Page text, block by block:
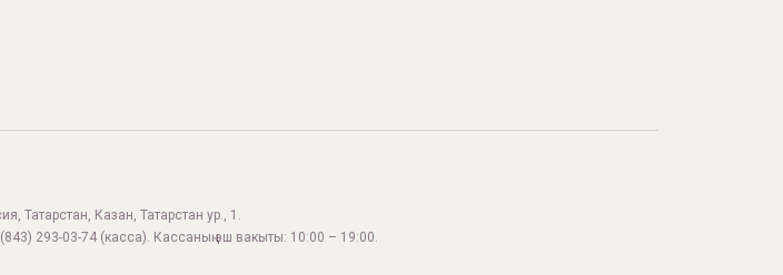
Татарстан, Казан, Татарстан ур., 1.
293-03-74 (касса). Кассаның эш вакыты: 10:00 – 19:00.